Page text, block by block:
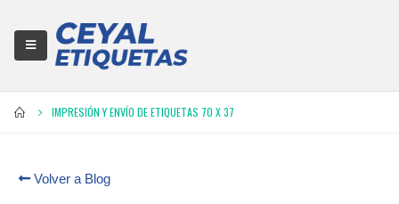
IMPRESIÓN Y ENVÍO DE ETIQUETAS 70 X 37
Volver a Blog